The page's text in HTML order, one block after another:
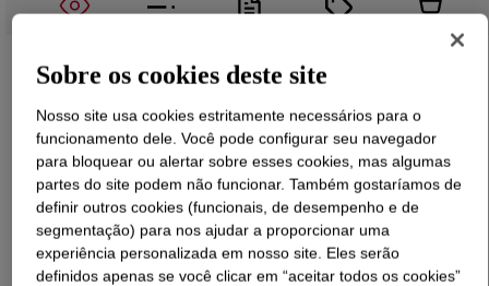
O que éVORANOL™ 490 Polyol?
Sobre os cookies deste site
Nosso site usa cookies estritamente necessários para o
funcionamento dele. Você pode configurar seu navegador
para bloquear ou alertar sobre esses cookies, mas algumas
partes do site podem não funcionar. Também gostaríamos de
definir outros cookies (funcionais, de desempenho e de
segmentação) para nos ajudar a proporcionar uma
experiência personalizada em nosso site. Eles serão
definidos apenas se você clicar em “aceitar todos os cookies”